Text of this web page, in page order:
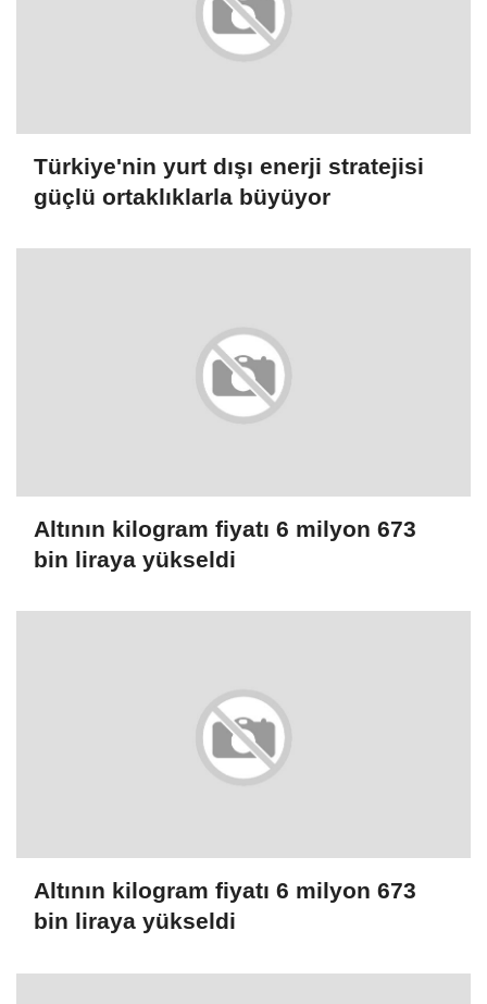
Türkiye'nin yurt dışı enerji stratejisi
güçlü ortaklıklarla büyüyor
Altının kilogram fiyatı 6 milyon 673
bin liraya yükseldi
Altının kilogram fiyatı 6 milyon 673
bin liraya yükseldi